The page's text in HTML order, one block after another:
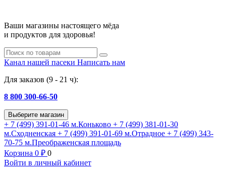
Ваши магазины настоящего мёда
и продуктов для здоровья!
Канал нашей пасеки Написать нам
Для заказов (9 - 21 ч):
8 800 300-66-50
Выберите магазин
+ 7 (499) 391-01-46 м.Коньково + 7 (499) 381-01-30
м.Сходненская + 7 (499) 391-01-69 м.Отрадное + 7 (499) 343-
70-75 м.Преображенская площадь
Корзина 0 ₽ 0
Войти в личный кабинет